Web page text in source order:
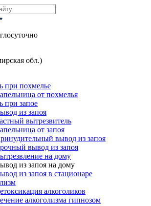
обл.)
при похмелье
от похмелья
при запое
из запоя
вытрезвитель
от запоя
вывод из запоя
вывод из запоя
на дому
из запоя на дому
из запоя в стационаре
алкоголиков
алкоголизма гипнозом